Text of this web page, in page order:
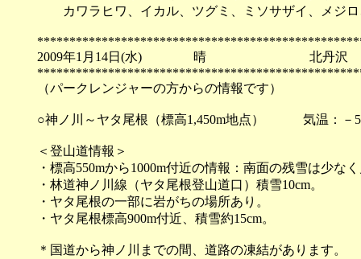
カワラヒワ、イカル、ツグミ、ミソサザイ、メジロ
2009年1月14日(水) 晴 北丹沢
（パークレンジャーの方からの情報です）
○神ノ川～ヤタ尾根（標高1,450m地点） 気温：－
＜登山道情報＞
・標高550mから1000m付近の情報：南面の残雪は少な
・林道神ノ川線（ヤタ尾根登山道口）積雪10cm。
・ヤタ尾根の一部に岩がちの場所あり。
・ヤタ尾根標高900m付近、積雪約15cm。
＊国道から神ノ川までの間、道路の凍結があります。